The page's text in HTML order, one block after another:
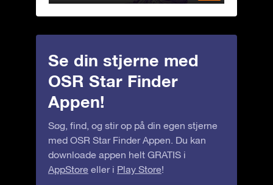
Se din stjerne med
OSR Star Finder
Appen!
Søg, find, og stir op på din egen stjerne
med OSR Star Finder Appen. Du kan
downloade appen helt GRATIS i
AppStore eller i Play Store!